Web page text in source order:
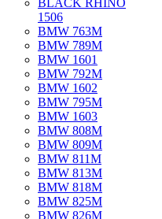
BLACK RHINO
1506
BMW 763M
BMW 789M
BMW 1601
BMW 792M
BMW 1602
BMW 795M
BMW 1603
BMW 808M
BMW 809M
BMW 811M
BMW 813M
BMW 818M
BMW 825M
BMW 826M